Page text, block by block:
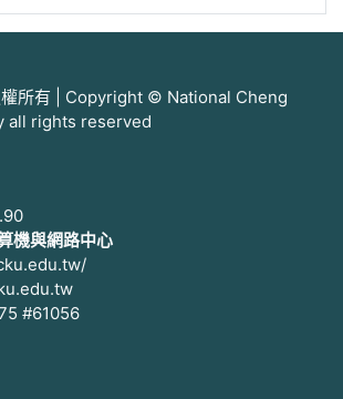
權所有 | Copyright © National Cheng
all rights reserved
機與網路中心
#61056